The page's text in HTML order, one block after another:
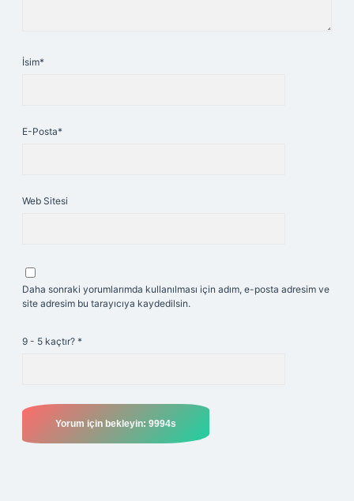
İsim*
E-Posta*
Web Sitesi
Daha sonraki yorumlarımda kullanılması için adım, e-posta adresim ve
site adresim bu tarayıcıya kaydedilsin.
9 - 5 kaçtır? *